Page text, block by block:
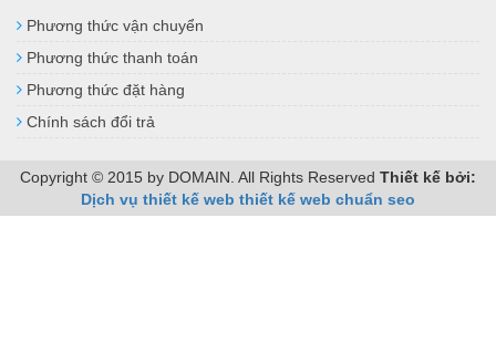
Phương thức vận chuyển
Phương thức thanh toán
Phương thức đặt hàng
Chính sách đổi trả
Copyright © 2015 by DOMAIN. All Rights Reserved Thiết kế bởi:
Dịch vụ thiết kế web thiết kế web chuẩn seo